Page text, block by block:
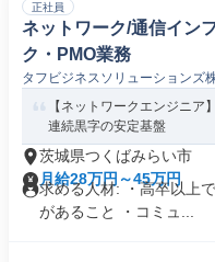
正社員
ネットワーク/通信イン
ク・PMO業務
タフビジネスソリューションズ
【ネットワークエンジニ
連続黒字の安定基盤
茨城県つくばみらい市
月給28万円～45万円
求める人材: ・高卒以上
があること ・コミュ...